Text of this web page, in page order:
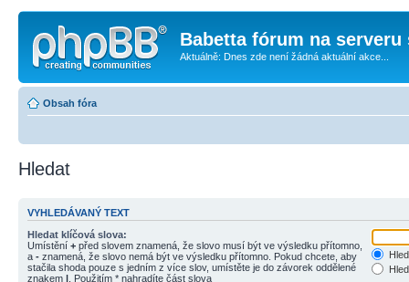
Babetta fórum na serveru
Aktuálně: Dnes zde není žádná aktuální akce...
Obsah fóra
Hledat
VYHLEDÁVANÝ TEXT
Hledat klíčová slova:
Umístění + před slovem znamená, že slovo musí být ve výsledku přítomno,
a - znamená, že slovo nemá být ve výsledku přítomno. Pokud chcete, aby
stačila shoda pouze s jedním z více slov, umístěte je do závorek oddělené
znakem | . Použitím * nahradíte část slova